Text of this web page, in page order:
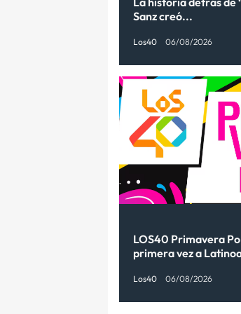
Sanz creó...
Los40 06/08/2026
LOS40 Primavera
primera vez a
Los40 06/08/2026